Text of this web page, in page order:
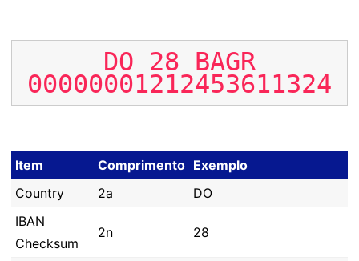
DO 28 BAGR
00000001212453611324
Item Comprimento Exemplo
Country
2a
DO
IBAN
Checksum
2n 28